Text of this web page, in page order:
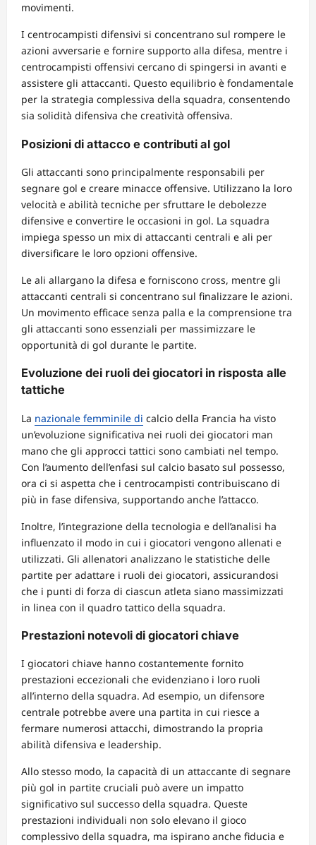
movimenti.
I centrocampisti difensivi si concentrano sul rompere le
azioni avversarie e fornire supporto alla difesa, mentre i
centrocampisti offensivi cercano di spingersi in avanti e
assistere gli attaccanti. Questo equilibrio è fondamentale
per la strategia complessiva della squadra, consentendo
sia solidità difensiva che creatività offensiva.
Posizioni di attacco e contributi al gol
Gli attaccanti sono principalmente responsabili per
segnare gol e creare minacce offensive. Utilizzano la loro
velocità e abilità tecniche per sfruttare le debolezze
difensive e convertire le occasioni in gol. La squadra
impiega spesso un mix di attaccanti centrali e ali per
diversificare le loro opzioni offensive.
Le ali allargano la difesa e forniscono cross, mentre gli
attaccanti centrali si concentrano sul finalizzare le azioni.
Un movimento efficace senza palla e la comprensione tra
gli attaccanti sono essenziali per massimizzare le
opportunità di gol durante le partite.
Evoluzione dei ruoli dei giocatori in risposta alle
tattiche
La nazionale femminile di calcio della Francia ha visto
un’evoluzione significativa nei ruoli dei giocatori man
mano che gli approcci tattici sono cambiati nel tempo.
Con l’aumento dell’enfasi sul calcio basato sul possesso,
ora ci si aspetta che i centrocampisti contribuiscano di
più in fase difensiva, supportando anche l’attacco.
Inoltre, l’integrazione della tecnologia e dell’analisi ha
influenzato il modo in cui i giocatori vengono allenati e
utilizzati. Gli allenatori analizzano le statistiche delle
partite per adattare i ruoli dei giocatori, assicurandosi
che i punti di forza di ciascun atleta siano massimizzati
in linea con il quadro tattico della squadra.
Prestazioni notevoli di giocatori chiave
I giocatori chiave hanno costantemente fornito
prestazioni eccezionali che evidenziano i loro ruoli
all’interno della squadra. Ad esempio, un difensore
centrale potrebbe avere una partita in cui riesce a
fermare numerosi attacchi, dimostrando la propria
abilità difensiva e leadership.
Allo stesso modo, la capacità di un attaccante di segnare
più gol in partite cruciali può avere un impatto
significativo sul successo della squadra. Queste
prestazioni individuali non solo elevano il gioco
complessivo della squadra, ma ispirano anche fiducia e